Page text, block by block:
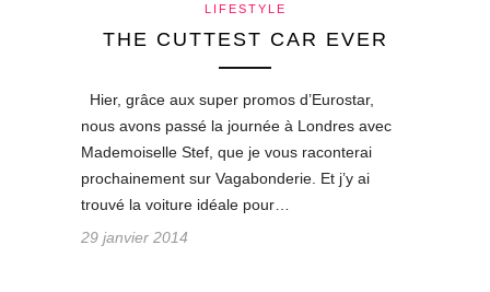
LIFESTYLE
THE CUTTEST CAR EVER
Hier, grâce aux super promos d’Eurostar,
nous avons passé la journée à Londres avec
Mademoiselle Stef, que je vous raconterai
prochainement sur Vagabonderie. Et j’y ai
trouvé la voiture idéale pour…
29 janvier 2014